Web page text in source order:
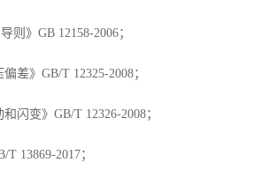
则》GB 12158-2006；
差》GB/T 12325-2008；
闪变》GB/T 12326-2008；
13869-2017；